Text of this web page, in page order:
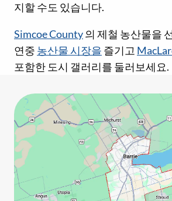
지할 수도 있습니다.
Simcoe County의 제철 농산물을
연중 농산물 시장을 즐기고
포함한 도시 갤러리를 둘러보세요.